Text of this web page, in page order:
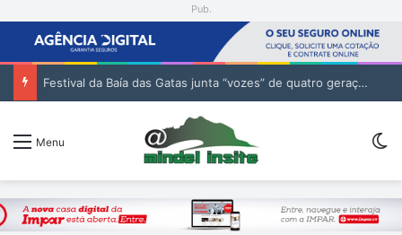
Pub.
Festival da Baía das Gatas junta “vozes” de quatro gerações da música cabo-verdiana na segunda noite
Menu